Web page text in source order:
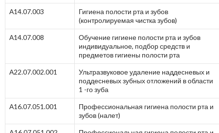
А14.07.003
Гигиена полости рта и зубов
(контролируемая чистка зубов)
А14.07.008
Обучение гигиене полости рта и зубов
индивидуальное, подбор средств и
предметов гигиены полости рта
А22.07.002.001
Ультразвуковое удаление наддесневых и
поддесневых зубных отложений в области
1 -го зуба
А16.07.051.001
Профессиональная гигиена полости рта и
зубов (налет)